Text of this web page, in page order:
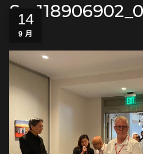
S__118906902_0
14
9 月